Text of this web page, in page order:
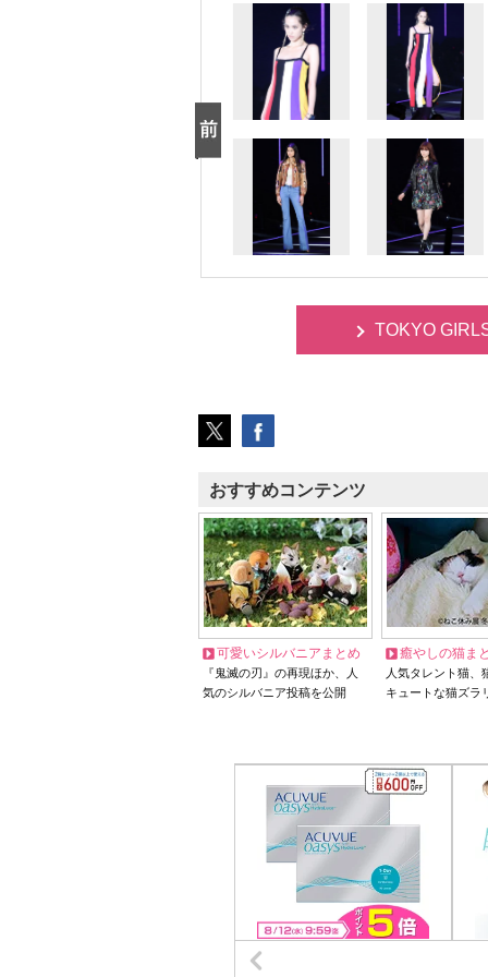
TOKYO
おすすめコンテンツ
可愛いシルバニアまとめ
『鬼滅の刃』の再現ほか、人
気のシルバニア投稿を公開
癒やしの猫ま
人気タレント猫
キュートな猫ズラ